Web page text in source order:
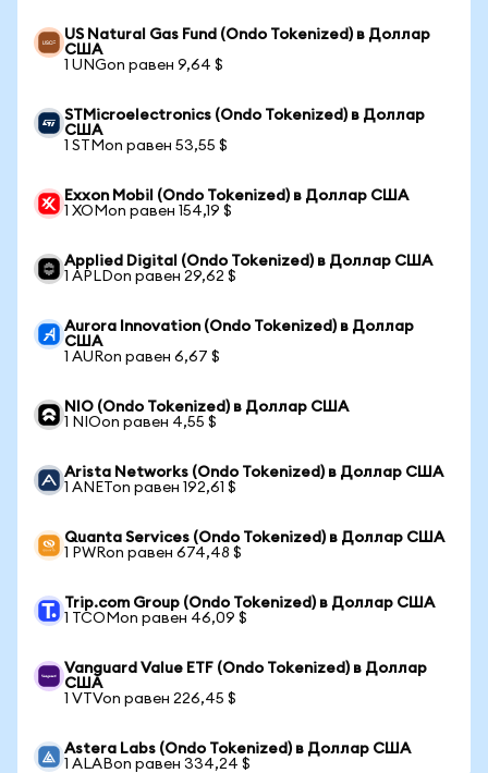
US Natural Gas Fund (Ondo Tokenized) в Доллар
США
1 UNGon равен 9,64 $
STMicroelectronics (Ondo Tokenized) в Доллар
США
1 STMon равен 53,55 $
Exxon Mobil (Ondo Tokenized) в Доллар США
1 XOMon равен 154,19 $
Applied Digital (Ondo Tokenized) в Доллар США
1 APLDon равен 29,62 $
Aurora Innovation (Ondo Tokenized) в Доллар
США
1 AURon равен 6,67 $
NIO (Ondo Tokenized) в Доллар США
1 NIOon равен 4,55 $
Arista Networks (Ondo Tokenized) в Доллар США
1 ANETon равен 192,61 $
Quanta Services (Ondo Tokenized) в Доллар США
1 PWRon равен 674,48 $
Trip.com Group (Ondo Tokenized) в Доллар США
1 TCOMon равен 46,09 $
Vanguard Value ETF (Ondo Tokenized) в Доллар
США
1 VTVon равен 226,45 $
Astera Labs (Ondo Tokenized) в Доллар США
1 ALABon равен 334,24 $